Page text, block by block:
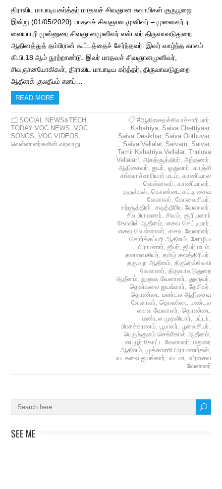
திராவிட மாபாடியகர்த்தர் மாதவச் சிவஞான சுவாமிகள் குருபூஜை
இன்று (01/05/2020) மாதவச் சிவஞான முனிவர் – முனைவர் ர.
வையாபுரி முன்னுரை சிவஞானமுனிவர் என்பவர் திருவாவடுதுறை
ஆதினத்துத் தம்பிரான் கூட்டத்தைச் சேர்ந்தவர். இவர் வாழ்ந்த காலம்
கி.பி.18 ஆம் நூற்றாண்டு. இவர் மாதவச் சிவஞானமுனிவர்,
சிவஞானயோகிகள், திராவிட மாபாடிய கர்த்தர், திருவாவடுதுறை
ஆதீனக் குலதீபம் எனப்…
READ MORE
SOCIAL NEWS&TECH ,
TODAY VOC NEWS,VOC
SONGS,VOC VIDEOS,
வெள்ளாளர்களின் வரலாறு
#ஆதிசைவச்சிவாச்சாரியார்,
Kshatriya, Saiva Chettiyaar,
Saiva Desikhar, Saiva Oothuvar,
Saiva Vellalar, Saivam, Saivar,
Tamil Kshatriya Vellalar, Thuluva
Vellalar!, அசத்சூத்திரர், அந்தணர்,
ஆதிசைவர், ஐயர், ஓதுவார், காஞ்சி
சங்கராச்சாரியார் மடம், காணியாள
வெள்ளாளர், காணியாளர்,
குருக்கள், கொண்டை கட்டி சைவ
வேளாளர், கோவைசியர்,
சற்சூத்திரர், சஷத்திரிய வேளாளர்,
சிவபிராமணர், சிவம், சூரியனார்
கோவில் ஆதீனம், சைவ செட்டியார்,
சைவ வெள்ளாளர், சைவ வேளாளர்,
சொர்க்கப்புரி ஆதீனம், சோழிய
பிராமணர், ஜீயர், ஜீயர் மடம்,
தனவைசியர், தமிழ் சஷத்திரியர்,
தருமபுர ஆதீனம், திருநெல்வேலி
வேளாளர், திருவாவடுதுறை
ஆதீனம், துளுவ வேளாளர், துளுவர்,
தென்கலை ஐயங்கார், தேசிகர்,
தொண்டை மண்டல ஆதிசைவ
வேளாளர், தொண்டை மண்டல
சைவ வேளாளர், தொண்டை
மண்டல முதலியார், பட்டர்,
பிரகச்சரணம், பூபாலர், பூவைசியர்,
பெருங்குளம் செங்கோல் ஆதீனம்,
பையூர் கோட்ட வேளாளர், மதுரை
ஆதீனம், முக்காணி பிராமணர்கள்,
வடகலை ஐயங்கார், வடமா, வீரசைவ
வேளாளர்
SEE ME